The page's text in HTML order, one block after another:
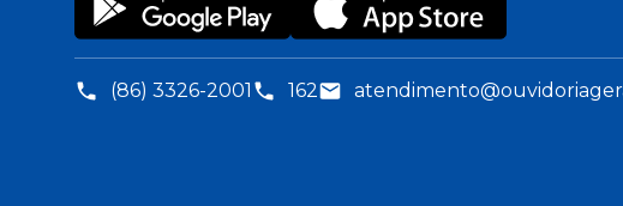
(86) 3326-2001 162